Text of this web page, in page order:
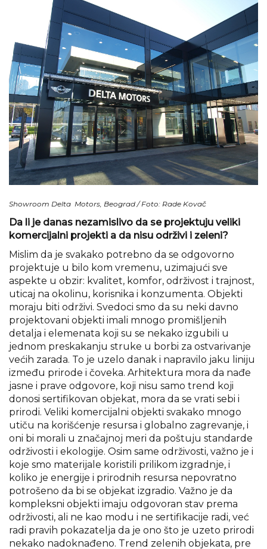
Showroom Delta Motors, Beograd / Foto: Rade Kovač
Da li je danas nezamislivo da se projektuju veliki
komercijalni projekti a da nisu održivi i zeleni?
Mislim da je svakako potrebno da se odgovorno
projektuje u bilo kom vremenu, uzimajući sve
aspekte u obzir: kvalitet, komfor, održivost i trajnost,
uticaj na okolinu, korisnika i konzumenta. Objekti
moraju biti održivi. Svedoci smo da su neki davno
projektovani objekti imali mnogo promišljenih
detalja i elemenata koji su se nekako izgubili u
jednom preskakanju struke u borbi za ostvarivanje
većih zarada. To je uzelo danak i napravilo jaku liniju
između prirode i čoveka. Arhitektura mora da nađe
jasne i prave odgovore, koji nisu samo trend koji
donosi sertifikovan objekat, mora da se vrati sebi i
prirodi. Veliki komercijalni objekti svakako mnogo
utiču na korišćenje resursa i globalno zagrevanje, i
oni bi morali u značajnoj meri da poštuju standarde
održivosti i ekologije. Osim same održivosti, važno je i
koje smo materijale koristili prilikom izgradnje, i
koliko je energije i prirodnih resursa nepovratno
potrošeno da bi se objekat izgradio. Važno je da
kompleksni objekti imaju odgovoran stav prema
održivosti, ali ne kao modu i ne sertifikacije radi, već
radi pravih pokazatelja da je ono što je uzeto prirodi
nekako nadoknađeno. Trend zelenih objekata, pre